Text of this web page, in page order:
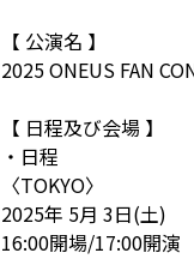
【 公演名 】
2025 ONEUS FAN
【 日程及び会場 】
・日程
〈TOKYO〉
2025年 5月 3日(土)
16:00開場/17:00開演